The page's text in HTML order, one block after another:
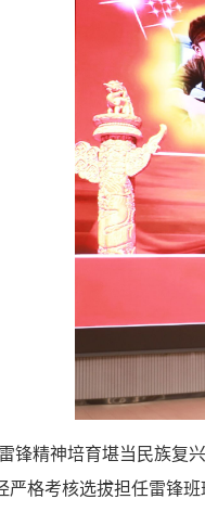
锋精神培育堪当民族复
严格考核选拔担任雷锋